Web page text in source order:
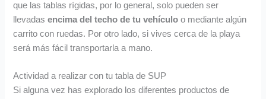
que las tablas rígidas, por lo general, solo pueden ser
llevadasencima del techo de tu vehículo o mediante algún
carrito con ruedas. Por otro lado, si vives cerca de la playa
será más fácil transportarla a mano.
Actividad a realizar con tu tabla de SUP
Si alguna vez has explorado los diferentes productos de